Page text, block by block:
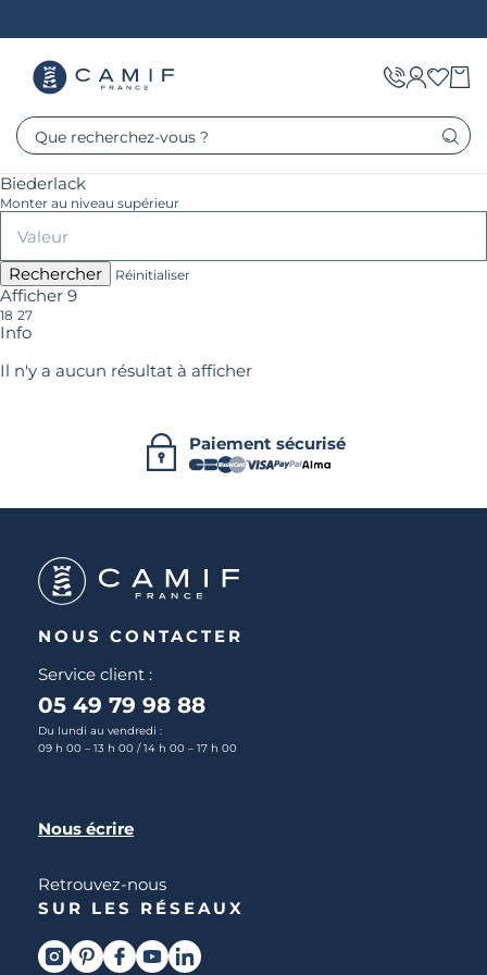
Que recherchez-vous ?
Biederlack
Monter au niveau supérieur
Rechercher Réinitialiser
Afficher 9
18 27
Info
Il n'y a aucun résultat à afficher
Paiement sécurisé
NOUS CONTACTER
Service client :
05 49 79 98 88
Du lundi au vendredi :
09 h 00 – 13 h 00 / 14 h 00 – 17 h 00
Nous écrire
Retrouvez-nous
SUR LES RÉSEAUX